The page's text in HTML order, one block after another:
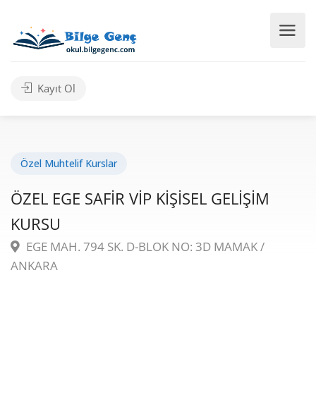
Kayıt Ol
Özel Muhtelif Kurslar
ÖZEL EGE SAFİR VİP KİŞİSEL GELİŞİM
KURSU
EGE MAH. 794 SK. D-BLOK NO: 3D MAMAK /
ANKARA